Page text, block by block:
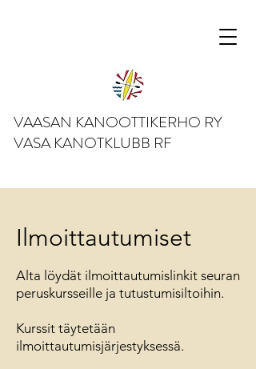
VAASAN KANOOTTIKERHO RY
VASA KANOTKLUBB RF
Ilmoittautumiset
Alta löydät ilmoittautumislinkit seuran
peruskursseille ja tutustumisiltoihin.
Kurssit täytetään
ilmoittautumisjärjestyksessä.